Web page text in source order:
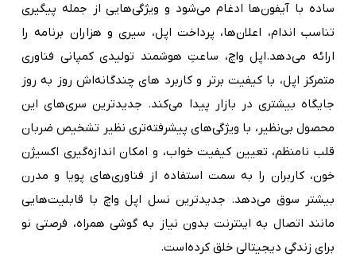
ساده با آیفون‌ها ادغام می‌شود و ویژگی‌هایی از جمله پیگیری
تناسب اندام، اعلان‌ها، پرداخت اپل، سیری و هزاران برنامه را
ارائه می‌دهد.اپل واچ، ساعتِ هوشمند تولیدی کمپانی فناوری
متمرکز اپل، با کیفیت برتر و کاربرد های چندگانه‌اش روز به روز
جایگاه بیشتری در بازار پیدا می‌کند. جدیدترین سری‌های این
محصول بی‌نظیر، با ویژگی‌های پیشرفته‌تری نظیر تشخیص ضربان
قلب نامنظم، تعیین کیفیت خواب، و امکان اندازه‌گیری اکسیژن
خون، کاربران را به سمت استفاده از فناوری‌های پویا و مدرن
بیشتر سوق می‌دهد. جدیدترین نسل اپل واچ با قابلیت‌هایی
مانند اتصال به اینترنت بدون نیاز به گوشی همراه، فرصتی نو
برای زندگی دیجیتالی خلق کرده‌است.